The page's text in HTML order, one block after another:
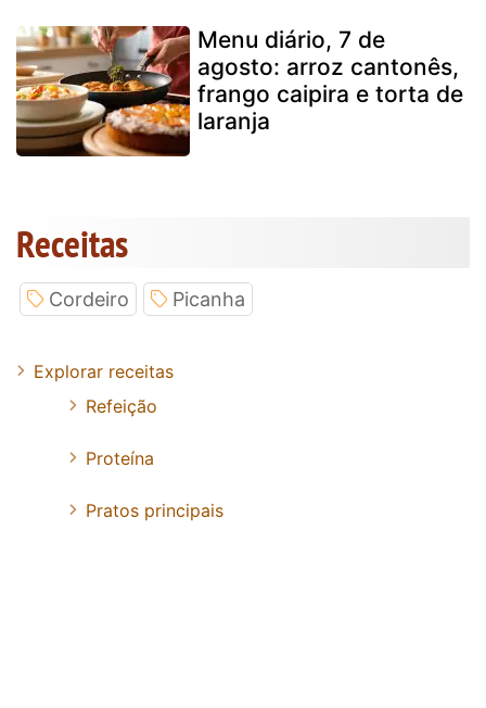
Menu diário, 7 de
agosto: arroz cantonês,
frango caipira e torta de
laranja
Receitas
Cordeiro Picanha
Explorar receitas
Refeição
Proteína
Pratos principais